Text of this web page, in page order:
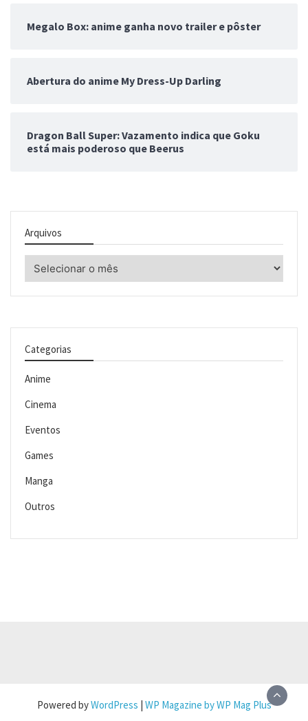
Megalo Box: anime ganha novo trailer e pôster
Abertura do anime My Dress-Up Darling
Dragon Ball Super: Vazamento indica que Goku
está mais poderoso que Beerus
Arquivos
Arquivos
Categorias
Anime
Cinema
Eventos
Games
Manga
Outros
Powered byWordPress WP Magazine by WP Mag Plus